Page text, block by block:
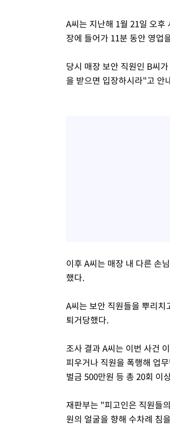
A씨는 지난해 1월 21일 오후
장에 들어가 11분 동안 영업
당시 매장 보안 직원인 B씨
을 받으면 입장하시라"고 안
이후 A씨는 매장 내 다른 손
했다.
A씨는 보안 직원들을 뿌리
퇴거당했다.
조사 결과 A씨는 이번 사건
피우거나 직원을 폭행해 업
벌금 500만원 등 총 20회 이
재판부는 "피고인은 직원들
원의 얼굴을 향해 수차례 침